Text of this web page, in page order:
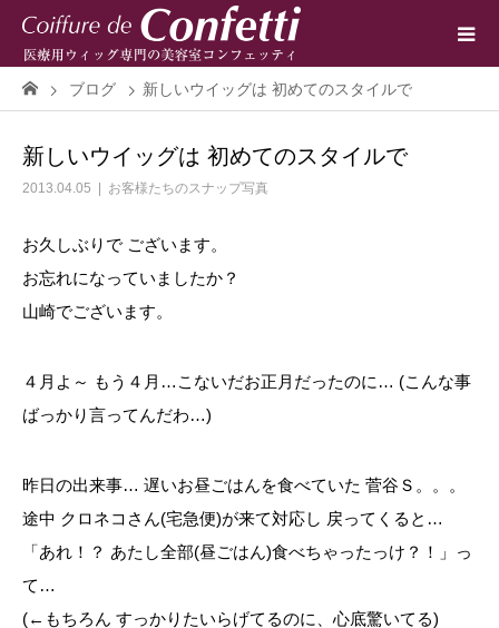
ブログ 新しいウイッグは 初めてのスタイルで
新しいウイッグは 初めてのスタイルで
2013.04.05 お客様たちのスナップ写真
お久しぶりで ございます。
お忘れになっていましたか？
山崎でございます。
４月よ～ もう４月…こないだお正月だったのに… (こんな事
ばっかり言ってんだわ…)
昨日の出来事… 遅いお昼ごはんを食べていた 菅谷Ｓ。。。
途中 クロネコさん(宅急便)が来て対応し 戻ってくると…
「あれ！？ あたし全部(昼ごはん)食べちゃったっけ？！」っ
て…
(←もちろん すっかりたいらげてるのに、心底驚いてる)